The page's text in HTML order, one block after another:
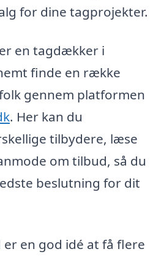
for dine tagprojekter.
en tagdækker i
finde en række
gennem platformen
. Her kan du
tilbydere, læse
om tilbud, så du
beslutning for dit
en god idé at få flere